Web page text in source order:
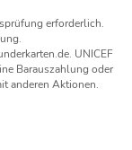
erforderlich.
UNICEF
Barauszahlung oder
anderen Aktionen.